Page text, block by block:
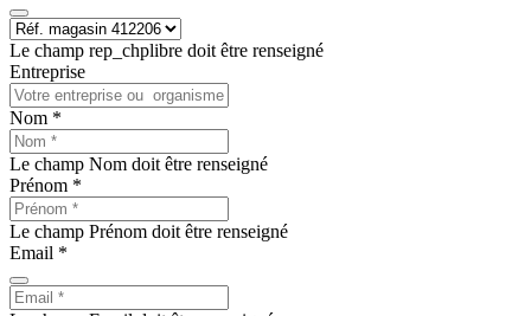
Le champ rep_chplibre doit être renseigné
Entreprise
Nom *
Le champ Nom doit être renseigné
Prénom *
Le champ Prénom doit être renseigné
Email *